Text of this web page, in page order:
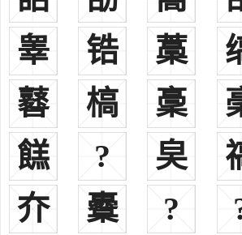
仲。
3、春秋时齐惠公之子祁，字子高，其后以
4、秀容高氏，出自汉时匈奴句王、宜冠
氏。匈奴人姓。
5、晋末后燕慕容云为慕容宝之养子，其
庶，自谓高阳氏之苗裔，故以高为氏。又，高
6、北魏时鲜卑是娄氏后改为高氏。
7、改姓。北齐文宣帝赐元景安、元文遥
睾
锆 藁
鼛
槁 稾
餻
? 㚖
夰
櫜 ?